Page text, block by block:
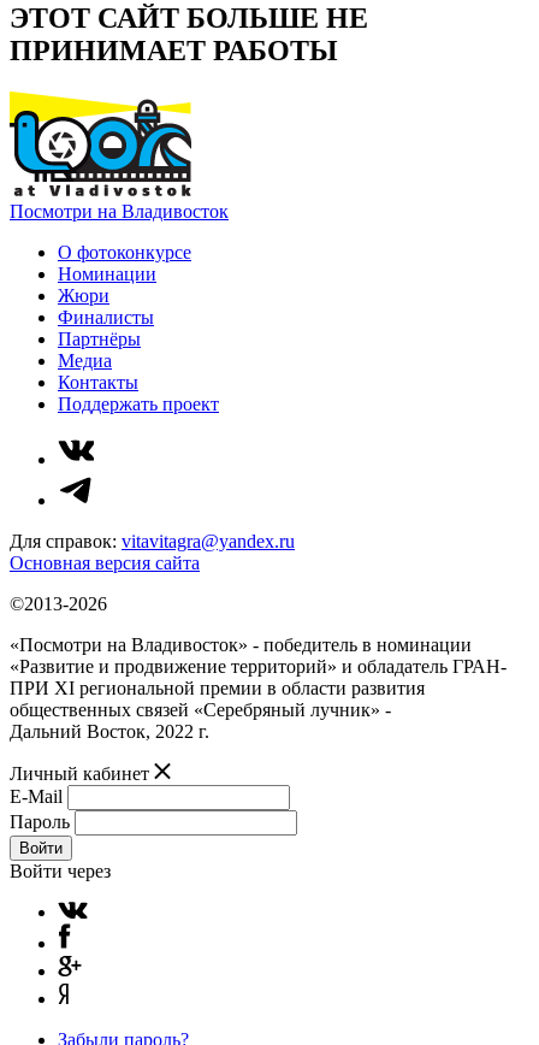
ЭТОТ САЙТ БОЛЬШЕ НЕ
ПРИНИМАЕТ РАБОТЫ
Посмотри на Владивосток
О фотоконкурсе
Номинации
Жюри
Финалисты
Партнёры
Медиа
Контакты
Поддержать проект
Для справок: vitavitagra@yandex.ru
Основная версия сайта
©2013-2026
«Посмотри на Владивосток» - победитель в номинации
«Развитие и продвижение территорий» и обладатель ГРАН-
ПРИ XI региональной премии в области развития
общественных связей «Серебряный лучник» -
Дальний Восток, 2022 г.
Личный кабинет
E-Mail
Пароль
Войти
Войти через
Забыли пароль?